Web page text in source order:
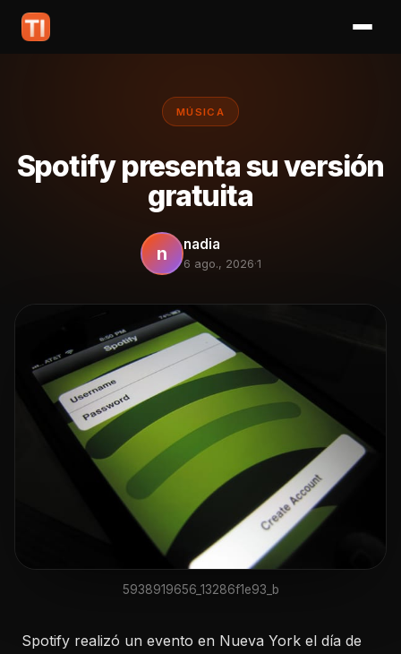
MÚSICA
Spotify presenta su versión
gratuita
n nadia
6 ago., 2026·1
5938919656_13286f1e93_b
Spotify realizó un evento en Nueva York el día de